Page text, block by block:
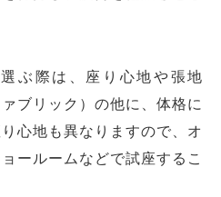
ぶ際は、座り心地や張地
ブリック）の他に、体格に
心地も異なりますので、オ
ールームなどで試座するこ